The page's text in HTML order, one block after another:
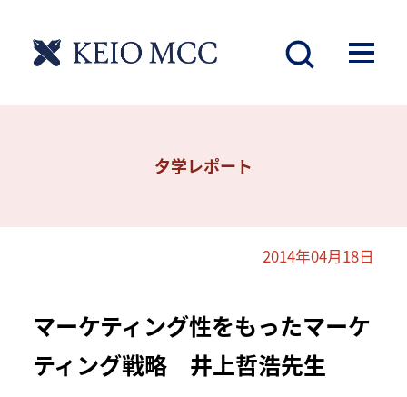
夕学レポート
2014年04月18日
マーケティング性をもったマーケ
ティング戦略 井上哲浩先生